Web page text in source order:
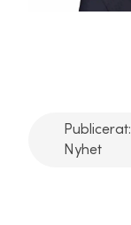
Publicerat:
Nyhet